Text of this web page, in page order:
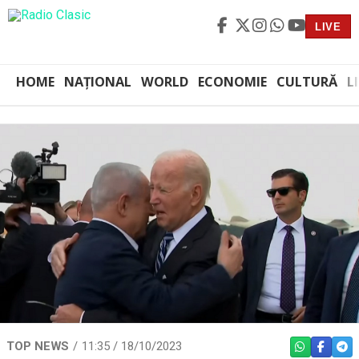
LIVE
HOME NAȚIONAL WORLD ECONOMIE CULTURĂ
TOP NEWS 11:35 / 18/10/2023 WHATSAPP